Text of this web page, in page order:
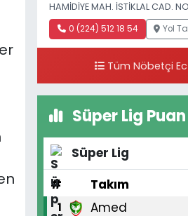
HAMİDİYE MAH. İSTİKLAL CAD.
0 (224) 512 18 54 Yol
Tüm Nöbetçi
Süper Lig
Süper Lig
#
Takım
1 Amed